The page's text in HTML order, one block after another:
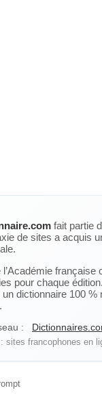
fait partie
de sites a acquis
l’Académie
pour chaque
dictionnaire 100
:
sites francophones en